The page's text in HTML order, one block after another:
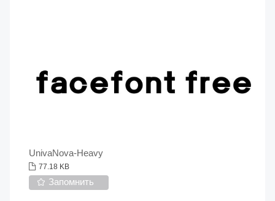
UnivaNova-Heavy
77.18 KB
Запомнить